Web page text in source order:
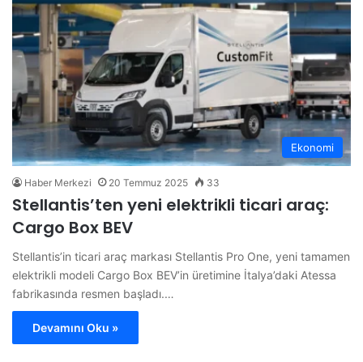
Ekonomi
Haber Merkezi 20 Temmuz 2025 33
Stellantis’ten yeni elektrikli ticari araç:
Cargo Box BEV
Stellantis’in ticari araç markası Stellantis Pro One, yeni tamamen
elektrikli modeli Cargo Box BEV’in üretimine İtalya’daki Atessa
fabrikasında resmen başladı.…
Devamını Oku »